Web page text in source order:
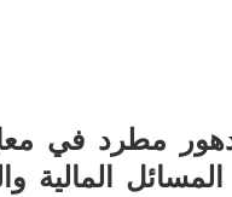
مطرد في
المالية